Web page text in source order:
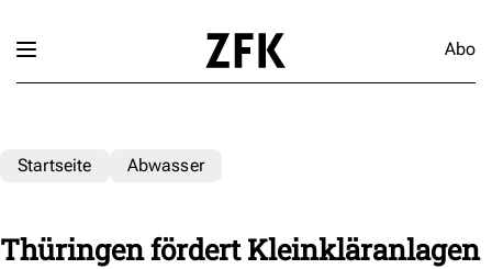
Abo
Startseite Abwasser
Thüringen fördert Kleinkläranlagen